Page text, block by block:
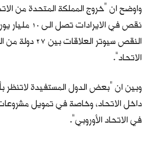
واوضح ان “خروج المملكة المتحدة من
نقص في
النقص سيوتر
الاتحاد”.
وبين ان “بعض الدول المستفيدة لاتنظر
داخل الاتحاد، وخاصة في تمويل
في الاتحاد الأوروبي”.